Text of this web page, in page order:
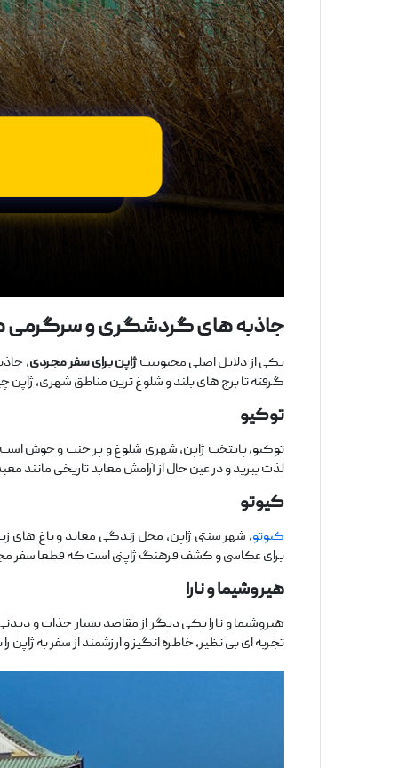
جاذبه‌ های گردشگری و سرگرمی
یکی از دلایل اصلی محبوبیتژاپن برای سفر مجردی،
گرفته تا برج‌ های بلند و شلوغ ‌ترین مناطق شهری، ژاپن
توکیو
توکیو، پایتخت ژاپن، شهری شلوغ و پر جنب ‌و جوش است
لذت ببرید و در عین حال از آرامش معابد تاریخی
کیوتو
کیوتو، شهر سنتی ژاپن، محل زندگی معابد و باغ ‌های
برای عکاسی و کشف فرهنگ ژاپنی است که قطعا سفر
هیروشیما و نارا
هیروشیما و نارا یکی دیگر از مقاصد بسیار جذاب و
تجربه‌ ای بی ‌نظیر، خاطره ‌انگیز و ارزشمند از سفر به ژاپن